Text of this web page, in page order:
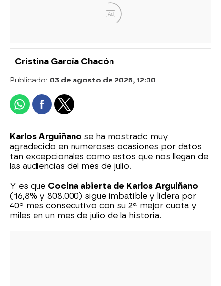
Ad
Cristina García Chacón
Publicado: 03 de agosto de 2025, 12:00
Karlos Arguiñano se ha mostrado muy
agradecido en numerosas ocasiones por datos
tan excepcionales como estos que nos llegan de
las audiencias del mes de julio.
Y es que Cocina abierta de Karlos Arguiñano
(16,8% y 808.000) sigue imbatible y lidera por
40º mes consecutivo con su 2ª mejor cuota y
miles en un mes de julio de la historia.